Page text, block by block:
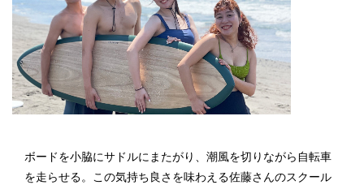
ボードを小脇にサドルにまたがり、潮風を切りながら自転車
を走らせる。この気持ち良さを味わえる佐藤さんのスクール